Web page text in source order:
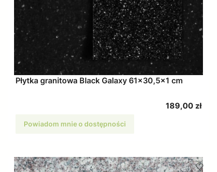
Płytka granitowa Black Galaxy 61x30,5x1 cm
Cena
189,00 zł
Powiadom mnie o dostępności